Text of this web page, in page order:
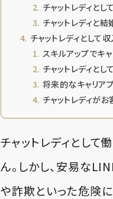
チャットレディと
チャットレディと結
チャットレディとして
スキルアップでキ
チャットレディと
将来的なキャリア
チャットレディが
チャットレディとし
ん。しかし、安易な
や詐欺といった危険